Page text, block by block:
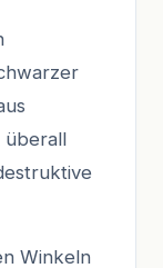
überall
Winkeln